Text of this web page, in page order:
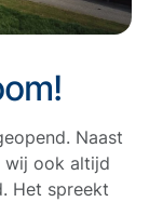
Naast
wij ook altijd
Het spreekt